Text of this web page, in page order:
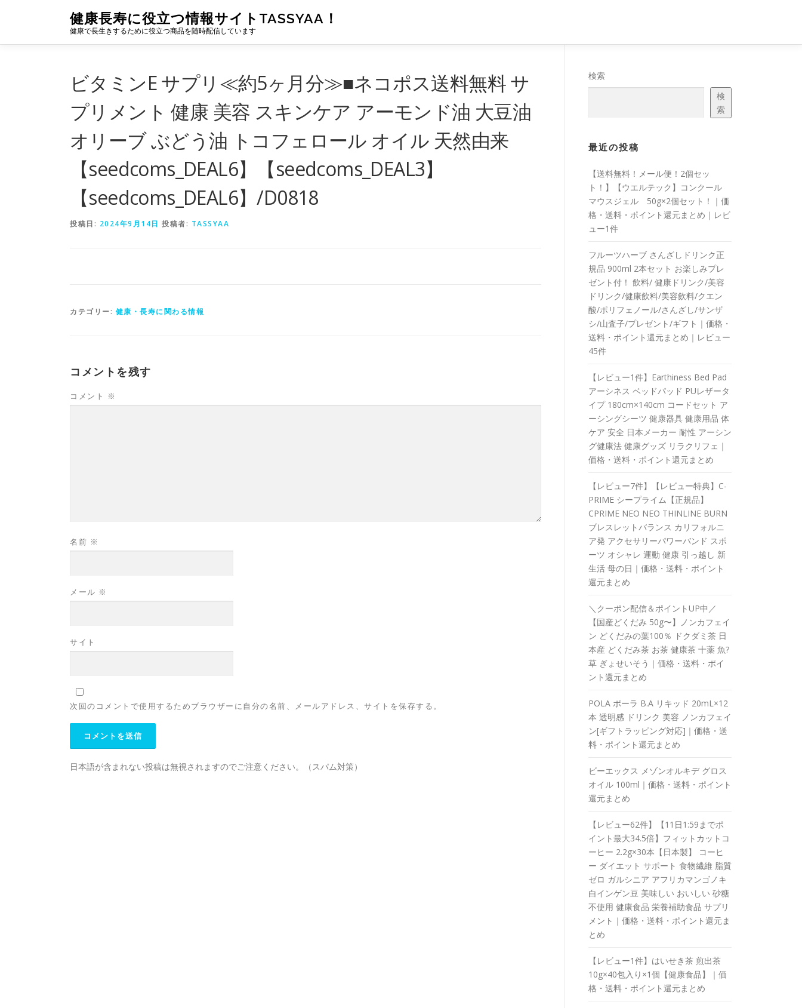
ン
健康長寿に役立つ情報サイトTASSYAA！
健康で長生きするために役立つ商品を随時配信しています
ビタミンE サプリ≪約5ヶ月分≫■ネコポス送料無料 サ
プリメント 健康 美容 スキンケア アーモンド油 大豆油
オリーブ ぶどう油 トコフェロール オイル 天然由来
【seedcoms_DEAL6】【seedcoms_DEAL3】
【seedcoms_DEAL6】/D0818
投稿日: 2024年9月14日 投稿者: TASSYAA
カテゴリー: 健康・長寿に関わる情報
コメントを残す
コメント ※
名前 ※
メール ※
サイト
次回のコメントで使用するためブラウザーに自分の名前、メールアドレス、サイトを保存する。
日本語が含まれない投稿は無視されますのでご注意ください。（スパム対策）
検索
検
索
最近の投稿
【送料無料！メール便！2個セッ
ト！】【ウエルテック】コンクール
マウスジェル 50g×2個セット！｜価
格・送料・ポイント還元まとめ｜レビ
ュー1件
フルーツハーブ さんざしドリンク正
規品 900ml 2本セット お楽しみプレ
ゼント付！ 飲料/ 健康ドリンク/美容
ドリンク/健康飲料/美容飲料/クエン
酸/ポリフェノール/さんざし/サンザ
シ/山査子/プレゼント/ギフト｜価格・
送料・ポイント還元まとめ｜レビュー
45件
【レビュー1件】Earthiness Bed Pad
アーシネス ベッドパッド PUレザータ
イプ 180cm×140cm コードセット ア
ーシングシーツ 健康器具 健康用品 体
ケア 安全 日本メーカー 耐性 アーシン
グ健康法 健康グッズ リラクリフェ｜
価格・送料・ポイント還元まとめ
【レビュー7件】【レビュー特典】C-
PRIME シープライム【正規品】
CPRIME NEO NEO THINLINE BURN
ブレスレットバランス カリフォルニ
ア発 アクセサリーパワーバンド スポ
ーツ オシャレ 運動 健康 引っ越し 新
生活 母の日｜価格・送料・ポイント
還元まとめ
＼クーポン配信＆ポイントUP中／
【国産どくだみ 50g〜】ノンカフェイ
ン どくだみの葉100％ ドクダミ茶 日
本産 どくだみ茶 お茶 健康茶 十薬 魚?
草 ぎょせいそう｜価格・送料・ポイ
ント還元まとめ
POLA ポーラ B.A リキッド 20mL×12
本 透明感 ドリンク 美容 ノンカフェイ
ン[ギフトラッピング対応]｜価格・送
料・ポイント還元まとめ
ビーエックス メゾンオルキデ グロス
オイル 100ml｜価格・送料・ポイント
還元まとめ
【レビュー62件】【11日1:59までポ
イント最大34.5倍】フィットカットコ
ーヒー 2.2g×30本【日本製】 コーヒ
ー ダイエット サポート 食物繊維 脂質
ゼロ ガルシニア アフリカマンゴノキ
白インゲン豆 美味しい おいしい 砂糖
不使用 健康食品 栄養補助食品 サプリ
メント｜価格・送料・ポイント還元ま
とめ
【レビュー1件】はいせき茶 煎出茶
10g×40包入り×1個【健康食品】｜価
格・送料・ポイント還元まとめ